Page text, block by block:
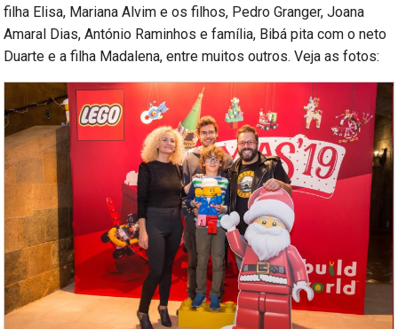
filha Elisa, Mariana Alvim e os filhos, Pedro Granger, Joana
Amaral Dias, António Raminhos e família, Bibá pita com o neto
Duarte e a filha Madalena, entre muitos outros. Veja as fotos: